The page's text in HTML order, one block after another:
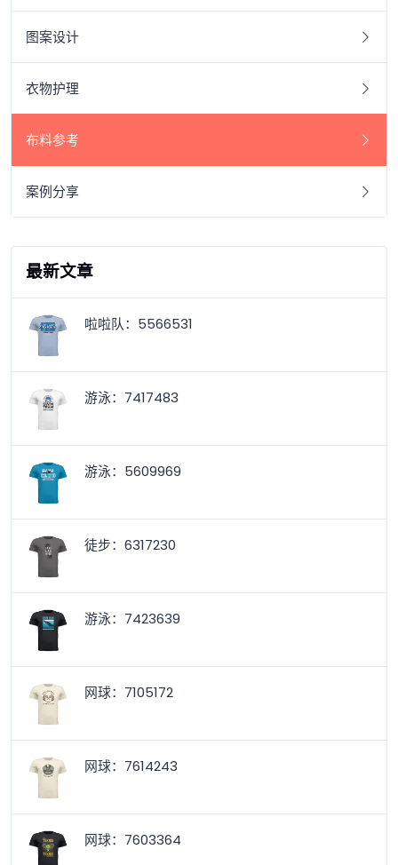
图案设计
衣物护理
布料参考
案例分享
最新文章
啦啦队：5566531
游泳：7417483
游泳：5609969
徒步：6317230
游泳：7423639
网球：7105172
网球：7614243
网球：7603364